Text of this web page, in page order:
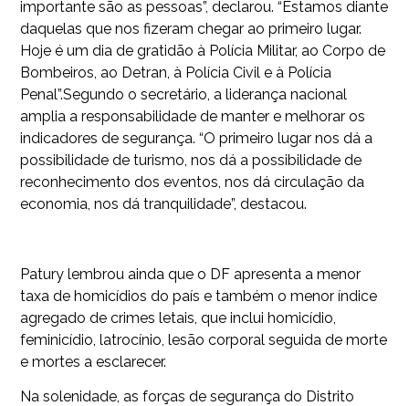
importante são as pessoas”, declarou. “Estamos diante
daquelas que nos fizeram chegar ao primeiro lugar.
Hoje é um dia de gratidão à Polícia Militar, ao Corpo de
Bombeiros, ao Detran, à Polícia Civil e à Polícia
Penal”.Segundo o secretário, a liderança nacional
amplia a responsabilidade de manter e melhorar os
indicadores de segurança. “O primeiro lugar nos dá a
possibilidade de turismo, nos dá a possibilidade de
reconhecimento dos eventos, nos dá circulação da
economia, nos dá tranquilidade”, destacou.
Patury lembrou ainda que o DF apresenta a menor
taxa de homicídios do país e também o menor índice
agregado de crimes letais, que inclui homicídio,
feminicídio, latrocínio, lesão corporal seguida de morte
e mortes a esclarecer.
Na solenidade, as forças de segurança do Distrito